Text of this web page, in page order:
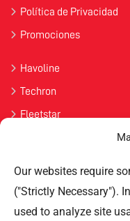
Our websites require
("Strictly Necessary").
used to analyze site
Política de Privacidad
Promociones
Havoline
Techron
Fleetstar
Contáctenos
Professional Offices Park